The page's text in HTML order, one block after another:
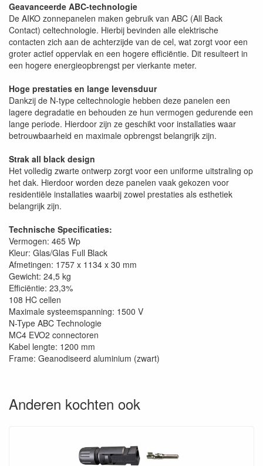
Geavanceerde ABC-technologie
De AIKO zonnepanelen maken gebruik van ABC (All Back
Contact) celtechnologie. Hierbij bevinden alle elektrische
contacten zich aan de achterzijde van de cel, wat zorgt voor een
groter actief oppervlak en een hogere efficiëntie. Dit resulteert in
een hogere energieopbrengst per vierkante meter.
Hoge prestaties en lange levensduur
Dankzij de N-type celtechnologie hebben deze panelen een
lagere degradatie en behouden ze hun vermogen gedurende een
lange periode. Hierdoor zijn ze geschikt voor installaties waar
betrouwbaarheid en maximale opbrengst belangrijk zijn.
Strak all black design
Het volledig zwarte ontwerp zorgt voor een uniforme uitstraling op
het dak. Hierdoor worden deze panelen vaak gekozen voor
residentiële installaties waarbij zowel prestaties als esthetiek
belangrijk zijn.
Technische Specificaties:
Vermogen: 465 Wp
Kleur: Glas/Glas Full Black
Afmetingen: 1757 x 1134 x 30 mm
Gewicht: 24,5 kg
Efficiëntie: 23,3%
108 HC cellen
Maximale systeemspanning: 1500 V
N-Type ABC Technologie
MC4 EVO2 connectoren
Kabel lengte: 1200 mm
Frame: Geanodiseerd aluminium (zwart)
Anderen kochten ook